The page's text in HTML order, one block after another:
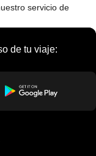
servicio de
de tu viaje: